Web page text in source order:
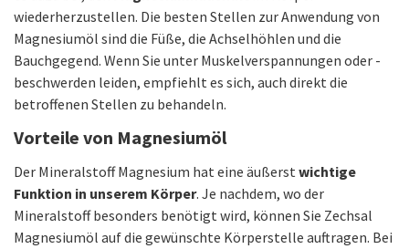
wiederherzustellen. Die besten Stellen zur Anwendung von
Magnesiumöl sind die Füße, die Achselhöhlen und die
Bauchgegend. Wenn Sie unter Muskelverspannungen oder -
beschwerden leiden, empfiehlt es sich, auch direkt die
betroffenen Stellen zu behandeln.
Vorteile von Magnesiumöl
Der Mineralstoff Magnesium hat eine äußerst wichtige
Funktion in unserem Körper. Je nachdem, wo der
Mineralstoff besonders benötigt wird, können Sie Zechsal
Magnesiumöl auf die gewünschte Körperstelle auftragen. Bei